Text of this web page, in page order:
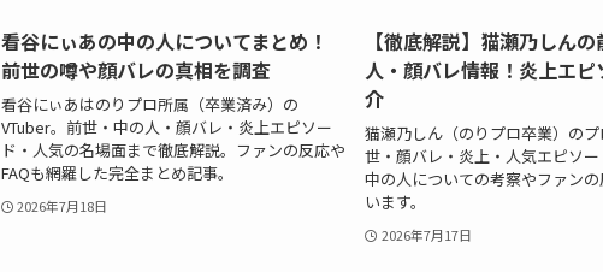
看谷にぃあの中の人についてまとめ！
前世の噂や顔バレの真相を調査
看谷にぃあはのりプロ所属（卒業済み）の
VTuber。前世・中の人・顔バレ・炎上エピソー
ド・人気の名場面まで徹底解説。ファンの反応や
FAQも網羅した完全まとめ記事。
2026年7月18日
【徹底解説】猫瀬乃しん
人・顔バレ情報！炎上エピ
介
猫瀬乃しん（のりプロ卒業）の
世・顔バレ・炎上・人気エピソー
中の人についての考察やファン
います。
2026年7月17日